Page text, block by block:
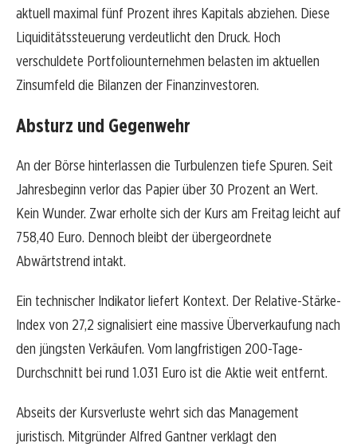
aktuell maximal fünf Prozent ihres Kapitals abziehen. Diese
Liquiditätssteuerung verdeutlicht den Druck. Hoch
verschuldete Portfoliounternehmen belasten im aktuellen
Zinsumfeld die Bilanzen der Finanzinvestoren.
Absturz und Gegenwehr
An der Börse hinterlassen die Turbulenzen tiefe Spuren. Seit
Jahresbeginn verlor das Papier über 30 Prozent an Wert.
Kein Wunder. Zwar erholte sich der Kurs am Freitag leicht auf
758,40 Euro. Dennoch bleibt der übergeordnete
Abwärtstrend intakt.
Ein technischer Indikator liefert Kontext. Der Relative-Stärke-
Index von 27,2 signalisiert eine massive Überverkaufung nach
den jüngsten Verkäufen. Vom langfristigen 200-Tage-
Durchschnitt bei rund 1.031 Euro ist die Aktie weit entfernt.
Abseits der Kursverluste wehrt sich das Management
juristisch. Mitgründer Alfred Gantner verklagt den